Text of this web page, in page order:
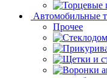
Автомобильные
Прочее